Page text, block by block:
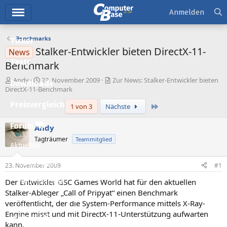
Ticker
Tests
Downloads
Forum
Aktuelles
Empfohlene Inhalte
Neue Beiträge
Neueste Aktivitäten
Leserartikel
Anmelden
Benchmarks
News Stalker-Entwickler bieten DirectX-11-
Benchmark
E
r
l
l
e
r
Andy
E
r
l
t
23. November 2009
Zur News: Stalker-Entwickler bieten
DirectX-11-Benchmark
1 von 3
Nächste
Andy
Tagträumer Teammitglied
23. November 2009 #1
Der Entwickler GSC Games World hat für den aktuellen
Stalker-Ableger „Call of Pripyat“ einen Benchmark
veröffentlicht, der die System-Performance mittels X-Ray-
Engine misst und mit DirectX-11-Unterstützung aufwarten
kann.